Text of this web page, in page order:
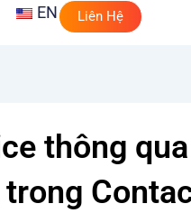
EN Liên Hệ
thông qua
trong